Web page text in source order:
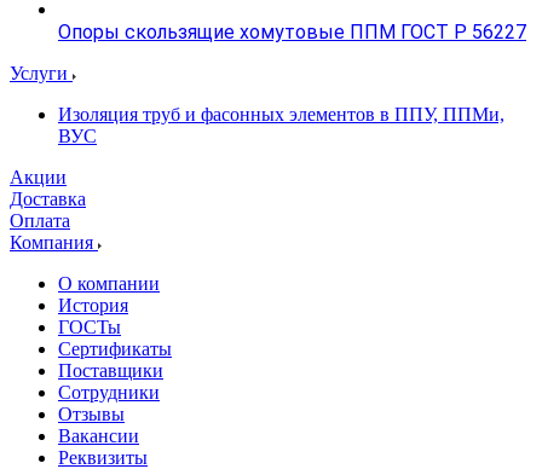
Опоры скользящие хомутовые ППМ ГОСТ Р 56227
Услуги
Изоляция труб и фасонных элементов в ППУ, ППМи,
ВУС
Акции
Доставка
Оплата
Компания
О компании
История
ГОСТы
Сертификаты
Поставщики
Сотрудники
Отзывы
Вакансии
Реквизиты